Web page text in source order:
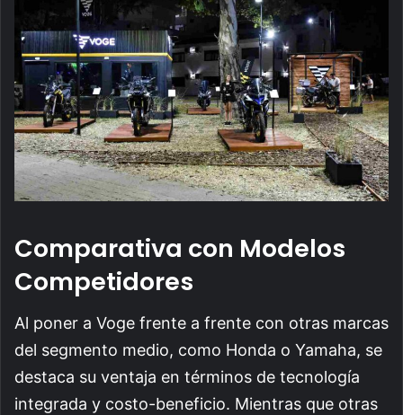
Comparativa con Modelos
Competidores
Al poner a Voge frente a frente con otras marcas
del segmento medio, como Honda o Yamaha, se
destaca su ventaja en términos de tecnología
integrada y costo-beneficio. Mientras que otras